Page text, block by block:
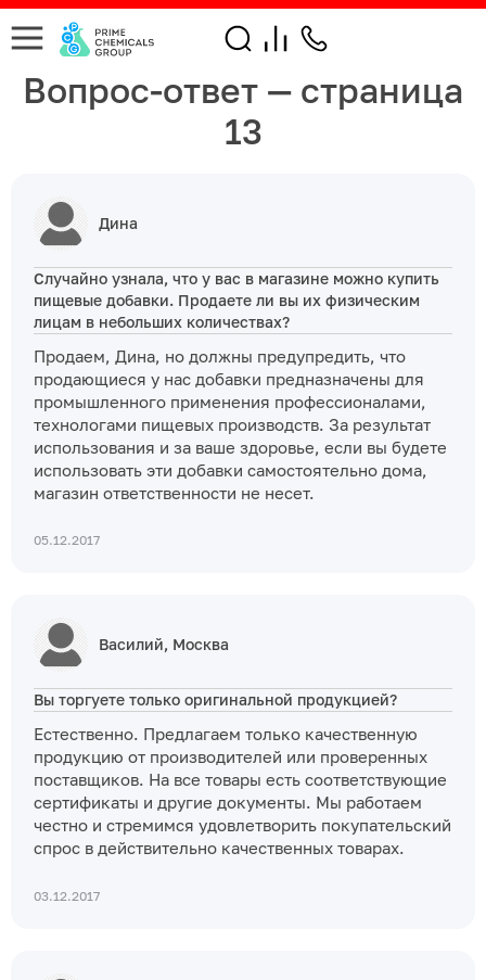
Вопрос-ответ — страница
13
Дина
Случайно узнала, что у вас в магазине можно купить
пищевые добавки. Продаете ли вы их физическим
лицам в небольших количествах?
Продаем, Дина, но должны предупредить, что
продающиеся у нас добавки предназначены для
промышленного применения профессионалами,
технологами пищевых производств. За результат
использования и за ваше здоровье, если вы будете
использовать эти добавки самостоятельно дома,
магазин ответственности не несет.
05.12.2017
Василий, Москва
Вы торгуете только оригинальной продукцией?
Естественно. Предлагаем только качественную
продукцию от производителей или проверенных
поставщиков. На все товары есть соответствующие
сертификаты и другие документы. Мы работаем
честно и стремимся удовлетворить покупательский
спрос в действительно качественных товарах.
03.12.2017